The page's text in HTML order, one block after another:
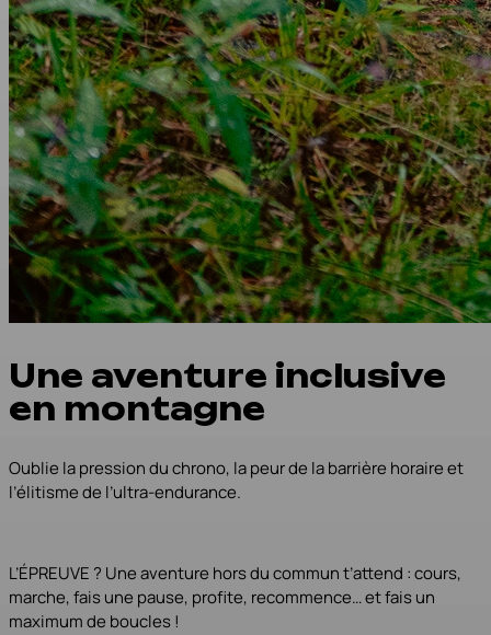
Une aventure inclusive
en montagne
Oublie la pression du chrono, la peur de la barrière horaire et
l’élitisme de l’ultra-endurance.
L’ÉPREUVE ? Une aventure hors du commun t’attend : cours,
marche, fais une pause, profite, recommence… et fais un
maximum de boucles !